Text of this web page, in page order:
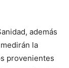
además
la
provenientes